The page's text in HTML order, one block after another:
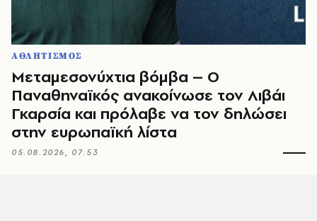
ΑΘΛΗΤΙΣΜΟΣ
Μεταμεσονύχτια βόμβα – Ο
Παναθηναϊκός ανακοίνωσε τον Λιβάι
Γκαρσία και πρόλαβε να τον δηλώσει
στην ευρωπαϊκή λίστα
05.08.2026, 07:53